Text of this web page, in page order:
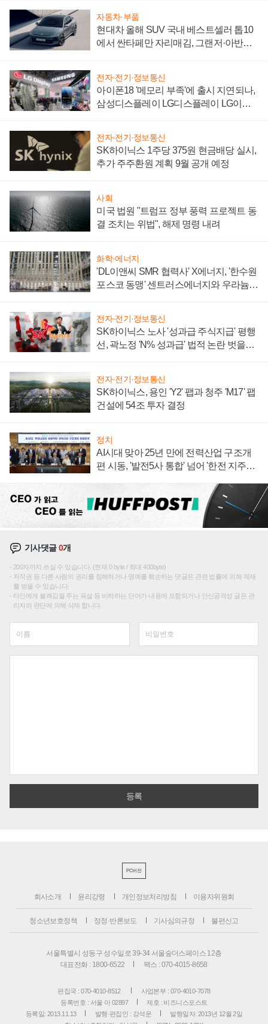
자동차·부품
현대차 올해 SUV 국내 베스트셀러 톱10
에서 싼타페만 자리매김, 그랜저·아반떼
전자·전기·정보통신
아이폰18 '메모리 부족'에 출시 지연되나,
삼성디스플레이 LG디스플레이 LG이노
전자·전기·정보통신
SK하이닉스 1주당 375원 현금배당 실시,
추가 주주환원 계획 9월 공개 예정
사회
미국 법원 "트럼프 정부 풍력 프로젝트 동
결 조치는 위법", 해제 명령 내려
화학·에너지
'DL이앤씨 SMR 협력사' X에너지, '한수원
포스코 동맹' 센트러스에너지와 우라늄
전자·전기·정보통신
SK하이닉스 노사 '성과급 주식지급' 평행
선, 곽노정 'N% 성과급' 법적 논란 벗을지
전자·전기·정보통신
SK하이닉스, 용인 'Y2' 팹과 청주 'M17' 팹
건설에 54조 투자 결정
정치
AI시대 맞아 25년 만에 전력산업 구조개
편 시동, '발전5사 통합' 넘어 '한전 지주사'
기사댓글0개
200자까지 쓰실 수 있습니다. (현재 0 byte / 최대 400byte)
저작권 등 다른 사람의 권리를 침해하거나 명예를 훼손하는 댓글은 관련 법률에 의해 제재
를 받을 수 있습니다.
타인에게 불쾌감을 주는 욕설 등 비하하는 단어가 내용에 포함되거나 인신공격성 글은 관
리자의 판단에 의해 삭제 합니다.
PC버전
회사소개 윤리강령 개인정보처리방침 이용자위원회
청소년보호정책 정정·반론보도 기사심의규정 불편신고
서울특별시 성동구 성수일로 39-34 서울숲더스페이스 12층
대표전화 : 1800-6522
팩스 : 070-4015-8658
편집국 : 070-4010-8512
사업본부 : 070-4010-7078
등록번호 : 서울 아 02897
제호 : 비즈니스포스트
등록일: 2013.11.13
발행·편집인 : 강석운
발행일자: 2013년 12월 2일